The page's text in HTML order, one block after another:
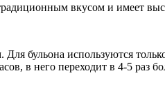
вкусом и имеет
бульона используются
в него переходит в 4-5 раз